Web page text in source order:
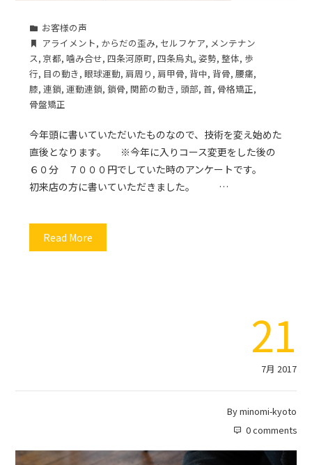
お客様の声
アライメント, からだの歪み, セルフケア, メンテナン
ス,京都,噛み合せ,四条河原町,四条烏丸,姿勢,整体, 歩
行, 目の動き,眼球運動,肩周り ,肩甲骨, 背中, 背骨,腰痛,
膝,連鎖,運動連鎖,鎖骨,関節の動き, 頭部,首, 骨格矯正,
骨盤矯正
今年頭に書いていただいたものなので、技術を変え始めた
直後となります。 ※今年に入りコース変更をした後の
６０分 ７０００円でしていた時のアンケートです。
初来店の方に書いていただきました。 …
Read More
21
7月 2017
Byminomi-kyoto
0 comments